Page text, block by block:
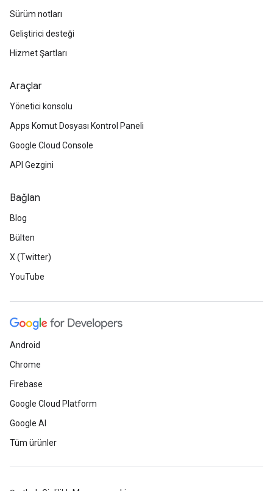
Sürüm notları
Geliştirici desteği
Hizmet Şartları
Araçlar
Yönetici konsolu
Apps Komut Dosyası Kontrol Paneli
Google Cloud Console
API Gezgini
Bağlan
Blog
Bülten
X (Twitter)
YouTube
Android
Chrome
Firebase
Google Cloud Platform
Google AI
Tüm ürünler